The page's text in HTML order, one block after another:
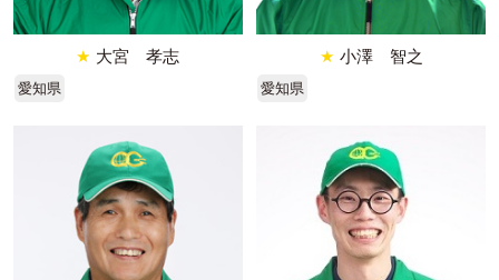
★ 大宮 孝志
愛知県
★ 小澤 智之
愛知県